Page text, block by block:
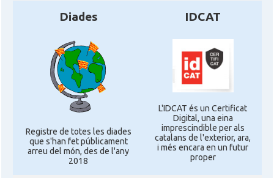
Diades
Registre de totes les diades
que s'han fet públicament
arreu del món, des de l'any
2018
IDCAT
L'IDCAT és un Certificat
Digital, una eina
imprescindible per als
catalans de l'exterior, ara,
i més encara en un futur
proper